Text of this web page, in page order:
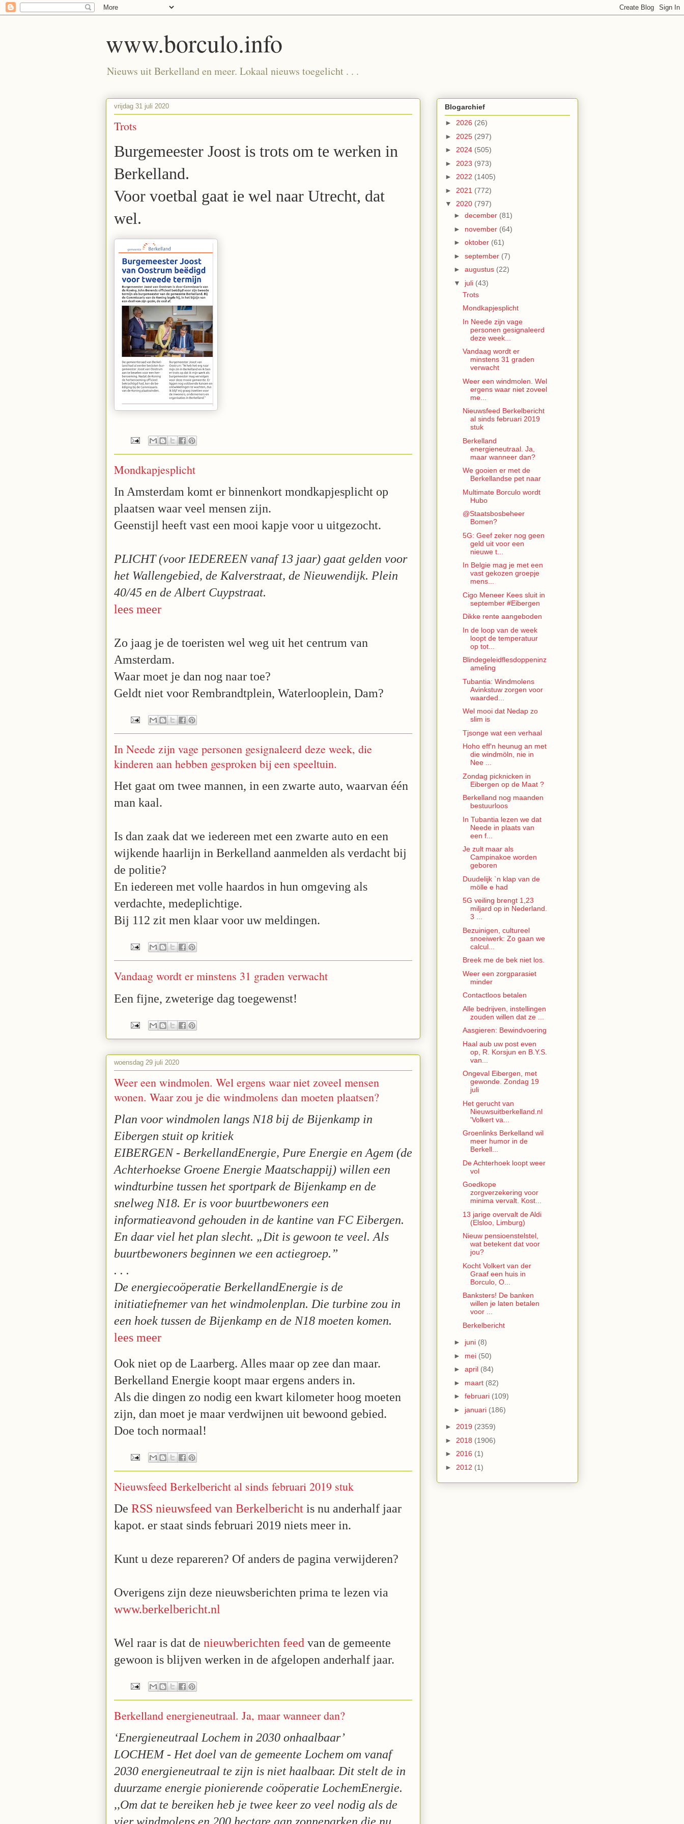
www.borculo.info
Nieuws uit Berkelland en meer. Lokaal nieuws toegelicht . . .
vrijdag 31 juli 2020
Trots
Burgemeester Joost is trots om te werken in
Berkelland.
Voor voetbal gaat ie wel naar Utrecht, dat
wel.
Mondkapjesplicht
In Amsterdam komt er binnenkort mondkapjesplicht op
plaatsen waar veel mensen zijn.
Geenstijl heeft vast een mooi kapje voor u uitgezocht.
PLICHT (voor IEDEREEN vanaf 13 jaar) gaat gelden voor
het Wallengebied, de Kalverstraat, de Nieuwendijk. Plein
40/45 en de Albert Cuypstraat.
lees meer
Zo jaag je de toeristen wel weg uit het centrum van
Amsterdam.
Waar moet je dan nog naar toe?
Geldt niet voor Rembrandtplein, Waterlooplein, Dam?
In Neede zijn vage personen gesignaleerd deze week, die
kinderen aan hebben gesproken bij een speeltuin.
Het gaat om twee mannen, in een zwarte auto, waarvan één
man kaal.
Is dan zaak dat we iedereen met een zwarte auto en een
wijkende haarlijn in Berkelland aanmelden als verdacht bij
de politie?
En iedereen met volle haardos in hun omgeving als
verdachte, medeplichtige.
Bij 112 zit men klaar voor uw meldingen.
Vandaag wordt er minstens 31 graden verwacht
Een fijne, zweterige dag toegewenst!
woensdag 29 juli 2020
Weer een windmolen. Wel ergens waar niet zoveel mensen
wonen. Waar zou je die windmolens dan moeten plaatsen?
Plan voor windmolen langs N18 bij de Bijenkamp in
Eibergen stuit op kritiek
EIBERGEN - BerkellandEnergie, Pure Energie en Agem (de
Achterhoekse Groene Energie Maatschappij) willen een
windturbine tussen het sportpark de Bijenkamp en de
snelweg N18. Er is voor buurtbewoners een
informatieavond gehouden in de kantine van FC Eibergen.
En daar viel het plan slecht. „Dit is gewoon te veel. Als
buurtbewoners beginnen we een actiegroep.”
. . .
De energiecoöperatie BerkellandEnergie is de
initiatiefnemer van het windmolenplan. Die turbine zou in
een hoek tussen de Bijenkamp en de N18 moeten komen.
lees meer
Ook niet op de Laarberg. Alles maar op zee dan maar.
Berkelland Energie koopt maar ergens anders in.
Als die dingen zo nodig een kwart kilometer hoog moeten
zijn, dan moet je maar verdwijnen uit bewoond gebied.
Doe toch normaal!
Nieuwsfeed Berkelbericht al sinds februari 2019 stuk
De RSS nieuwsfeed van Berkelbericht is nu anderhalf jaar
kapot. er staat sinds februari 2019 niets meer in.
Kunt u deze repareren? Of anders de pagina verwijderen?
Overigens zijn deze nieuwsberichten prima te lezen via
www.berkelbericht.nl
Wel raar is dat de nieuwberichten feed van de gemeente
gewoon is blijven werken in de afgelopen anderhalf jaar.
Berkelland energieneutraal. Ja, maar wanneer dan?
‘Energieneutraal Lochem in 2030 onhaalbaar’
LOCHEM - Het doel van de gemeente Lochem om vanaf
2030 energieneutraal te zijn is niet haalbaar. Dit stelt de in
duurzame energie pionierende coöperatie LochemEnergie.
,,Om dat te bereiken heb je twee keer zo veel nodig als de
Blogarchief
► 2026 (26)
► 2025 (297)
► 2024 (505)
► 2023 (973)
► 2022 (1405)
► 2021 (772)
▼ 2020 (797)
► december (81)
► november (64)
► oktober (61)
► september (7)
► augustus (22)
▼ juli (43)
Trots
Mondkapjesplicht
In Neede zijn vage
personen gesignaleerd
deze week...
Vandaag wordt er
minstens 31 graden
verwacht
Weer een windmolen. Wel
ergens waar niet zoveel
me...
Nieuwsfeed Berkelbericht
al sinds februari 2019
stuk
Berkelland
energieneutraal. Ja,
maar wanneer dan?
We gooien er met de
Berkellandse pet naar
Multimate Borculo wordt
Hubo
@Staatsbosbeheer
Bomen?
5G: Geef zeker nog geen
geld uit voor een
nieuwe t...
In Belgie mag je met een
vast gekozen groepje
mens...
Cigo Meneer Kees sluit in
september #Eibergen
Dikke rente aangeboden
In de loop van de week
loopt de temperatuur
op tot...
Blindegeleidflesdoppeninz
ameling
Tubantia: Windmolens
Avinkstuw zorgen voor
waarded...
Wel mooi dat Nedap zo
slim is
Tjsonge wat een verhaal
Hoho eff'n heunug an met
die windmöln, nie in
Nee ...
Zondag picknicken in
Eibergen op de Maat ?
Berkelland nog maanden
bestuurloos
In Tubantia lezen we dat
Neede in plaats van
een f...
Je zult maar als
Campinakoe worden
geboren
Duudelijk `n klap van de
mölle e had
5G veiling brengt 1,23
miljard op in Nederland.
3 ...
Bezuinigen, cultureel
snoeiwerk: Zo gaan we
calcul...
Breek me de bek niet los.
Weer een zorgparasiet
minder
Contactloos betalen
Alle bedrijven, instellingen
zouden willen dat ze ...
Aasgieren: Bewindvoering
Haal aub uw post even
op, R. Korsjun en B.Y.S.
van...
Ongeval Eibergen, met
gewonde. Zondag 19
juli
Het gerucht van
Nieuwsuitberkelland.nl
'Volkert va...
Groenlinks Berkelland wil
meer humor in de
Berkell...
De Achterhoek loopt weer
vol
Goedkope
zorgverzekering voor
minima vervalt. Kost...
13 jarige overvalt de Aldi
(Elsloo, Limburg)
Nieuw pensioenstelstel,
wat betekent dat voor
jou?
Kocht Volkert van der
Graaf een huis in
Borculo, O...
Banksters! De banken
willen je laten betalen
voor ...
Berkelbericht
► juni (8)
► mei (50)
► april (84)
► maart (82)
► februari (109)
► januari (186)
► 2019 (2359)
► 2018 (1906)
► 2016 (1)
► 2012 (1)